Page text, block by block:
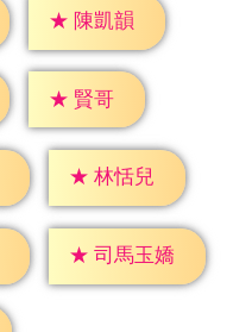
★ 陳凱韻
★ 賢哥
★ 林恬兒
★ 司馬玉嬌